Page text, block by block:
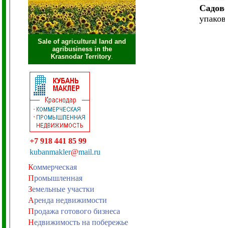
Sale of agricultural land and
agribusiness in the
Krasnodar Territory.
+7 918 441 85 99
kubanmakler@mail.ru
Коммерческая
Промышленная
Земельные участки
Аренда недвижимости
Продажа готового бизнеса
Недвижимость на побережье